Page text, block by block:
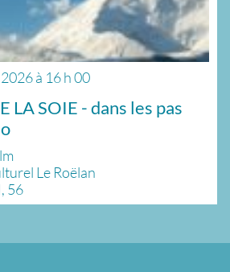
à 16 h 00
LA SOIE - dans les pas
Le Roëlan
56